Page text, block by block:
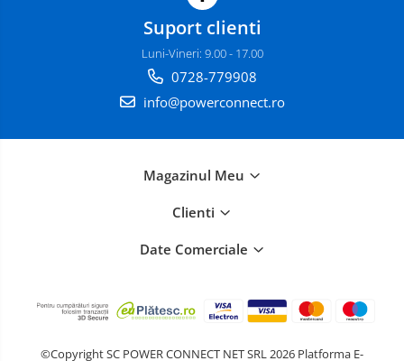
Suport clienti
Luni-Vineri: 9.00 - 17.00
0728-779908
info@powerconnect.ro
Magazinul Meu
Clienti
Date Comerciale
©Copyright SC POWER CONNECT NET SRL 2026 Platforma E-